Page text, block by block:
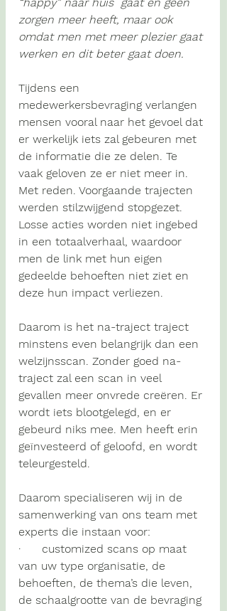
zorgen meer heeft, maar ook
omdat men met meer plezier gaat
werken en dit beter gaat doen.
Tijdens een
medewerkersbevraging verlangen
mensen vooral naar het gevoel dat
er werkelijk iets zal gebeuren met
de informatie die ze delen. Te
vaak geloven ze er niet meer in.
Met reden. Voorgaande trajecten
werden stilzwijgend stopgezet.
Losse acties worden niet ingebed
in een totaalverhaal, waardoor
men de link met hun eigen
gedeelde behoeften niet ziet en
deze hun impact verliezen.
Daarom is het na-traject traject
minstens even belangrijk dan een
welzijnsscan. Zonder goed na-
traject zal een scan in veel
gevallen meer onvrede creëren. Er
wordt iets blootgelegd, en er
gebeurd niks mee. Men heeft erin
geïnvesteerd of geloofd, en wordt
teleurgesteld.
Daarom specialiseren wij in de
samenwerking van ons team met
experts die instaan voor:
· customized scans op maat
van uw type organisatie, de
behoeften, de thema’s die leven,
de schaalgrootte van de bevraging